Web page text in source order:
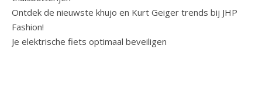
Ontdek de nieuwste khujo en Kurt Geiger trends bij JHP
Fashion!
Je elektrische fiets optimaal beveiligen